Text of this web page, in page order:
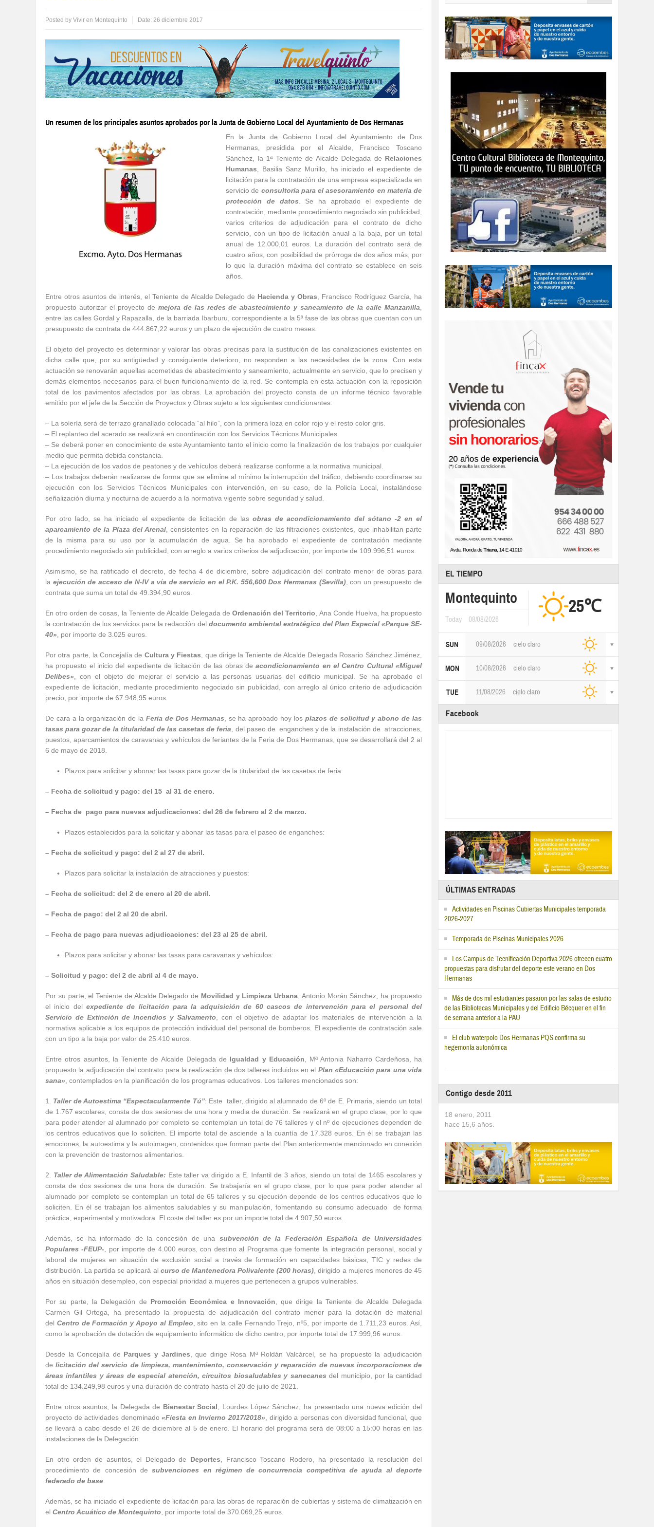
Posted by Vivir en Montequinto Date: 26 diciembre 2017
Un resumen de los principales asuntos aprobados por la Junta de Gobierno Local del Ayuntamiento de Dos Hermanas
En la Junta de Gobierno Local del Ayuntamiento de Dos
Hermanas, presidida por el Alcalde, Francisco Toscano
Sánchez, la 1ª Teniente de Alcalde Delegada de Relaciones
Humanas , Basilia Sanz Murillo, ha iniciado el expediente de
licitación para la contratación de una empresa especializada en
servicio de consultoría para el asesoramiento en materia de
protección de datos . Se ha aprobado el expediente de
contratación, mediante procedimiento negociado sin publicidad,
varios criterios de adjudicación para el contrato de dicho
servicio, con un tipo de licitación anual a la baja, por un total
anual de 12.000,01 euros. La duración del contrato será de
cuatro años, con posibilidad de prórroga de dos años más, por
lo que la duración máxima del contrato se establece en seis
años.
Entre otros asuntos de interés, el Teniente de Alcalde Delegado de Hacienda y Obras , Francisco Rodríguez García, ha
propuesto autorizar el proyecto de mejora de las redes de abastecimiento y saneamiento de la calle Manzanilla
entre las calles Gordal y Rapazalla, de la barriada Ibarburu, correspondiente a la 5ª fase de las obras que cuentan con un
presupuesto de contrata de 444.867,22 euros y un plazo de ejecución de cuatro meses.
El objeto del proyecto es determinar y valorar las obras precisas para la sustitución de las canalizaciones existentes en
dicha calle que, por su antigüedad y consiguiente deterioro, no responden a las necesidades de la zona. Con esta
actuación se renovarán aquellas acometidas de abastecimiento y saneamiento, actualmente en servicio, que lo precisen y
demás elementos necesarios para el buen funcionamiento de la red. Se contempla en esta actuación con la reposición
total de los pavimentos afectados por las obras. La aprobación del proyecto consta de un informe técnico favorable
emitido por el jefe de la Sección de Proyectos y Obras sujeto a los siguientes condicionantes:
– La solería será de terrazo granallado colocada “al hilo”, con la primera loza en color rojo y el resto color gris.
– El replanteo del acerado se realizará en coordinación con los Servicios Técnicos Municipales.
– Se deberá poner en conocimiento de este Ayuntamiento tanto el inicio como la finalización de los trabajos por cualquier
medio que permita debida constancia.
– La ejecución de los vados de peatones y de vehículos deberá realizarse conforme a la normativa municipal.
– Los trabajos deberán realizarse de forma que se elimine al mínimo la interrupción del tráfico, debiendo coordinarse su
ejecución con los Servicios Técnicos Municipales con intervención, en su caso, de la Policía Local, instalándose
señalización diurna y nocturna de acuerdo a la normativa vigente sobre seguridad y salud.
Por otro lado, se ha iniciado el expediente de licitación de las obras de acondicionamiento del sótano -2 en el
aparcamiento de la Plaza del Arenal, consistentes en la reparación de las filtraciones existentes, que inhabilitan parte
de la misma para su uso por la acumulación de agua. Se ha aprobado el expediente de contratación mediante
procedimiento negociado sin publicidad, con arreglo a varios criterios de adjudicación, por importe de 109.996,51 euros.
Asimismo, se ha ratificado el decreto, de fecha 4 de diciembre, sobre adjudicación del contrato menor de obras para
la ejecución de acceso de N-IV a vía de servicio en el P.K. 556,600 Dos Hermanas (Sevilla), con un presupuesto de
contrata que suma un total de 49.394,90 euros.
En otro orden de cosas, la Teniente de Alcalde Delegada deOrdenación del Territorio , Ana Conde Huelva, ha propuesto
la contratación de los servicios para la redacción del documento ambiental estratégico del Plan Especial «Parque SE-
40» , por importe de 3.025 euros.
Por otra parte, la Concejalía de Cultura y Fiestas , que dirige la Teniente de Alcalde Delegada Rosario Sánchez Jiménez,
ha propuesto el inicio del expediente de licitación de las obras deacondicionamiento en el Centro Cultural «Miguel
Delibes» , con el objeto de mejorar el servicio a las personas usuarias del edificio municipal. Se ha aprobado el
expediente de licitación, mediante procedimiento negociado sin publicidad, con arreglo al único criterio de adjudicación
precio, por importe de 67.948,95 euros.
De cara a la organización de laFeria de Dos Hermanas , se ha aprobado hoy los plazos de solicitud y abono de las
tasas para gozar de la titularidad de las casetas de feria , del paseo de enganches y de la instalación de atracciones,
puestos, aparcamientos de caravanas y vehículos de feriantes de la Feria de Dos Hermanas, que se desarrollará del 2 al
6 de mayo de 2018.
Plazos para solicitar y abonar las tasas para gozar de la titularidad de las casetas de feria:
– Fecha de solicitud y pago: del 15 al 31 de enero.
– Fecha de pago para nuevas adjudicaciones: del 26 de febrero al 2 de marzo.
Plazos establecidos para la solicitar y abonar las tasas para el paseo de enganches:
– Fecha de solicitud y pago: del 2 al 27 de abril.
Plazos para solicitar la instalación de atracciones y puestos:
– Fecha de solicitud: del 2 de enero al 20 de abril.
– Fecha de pago: del 2 al 20 de abril.
– Fecha de pago para nuevas adjudicaciones: del 23 al 25 de abril.
Plazos para solicitar y abonar las tasas para caravanas y vehículos:
– Solicitud y pago: del 2 de abril al 4 de mayo.
Por su parte, el Teniente de Alcalde Delegado de Movilidad y Limpieza Urbana , Antonio Morán Sánchez, ha propuesto
el inicio delexpediente de licitación para la adquisición de 60 cascos de intervención para el personal del
Servicio de Extinción de Incendios y Salvamento , con el objetivo de adaptar los materiales de intervención a la
normativa aplicable a los equipos de protección individual del personal de bomberos. El expediente de contratación sale
con un tipo a la baja por valor de 25.410 euros.
Entre otros asuntos, la Teniente de Alcalde Delegada de Igualdad y Educación , Mª Antonia Naharro Cardeñosa, ha
propuesto la adjudicación del contrato para la realización de dos talleres incluidos en el Plan «Educación para una vida
sana» , contemplados en la planificación de los programas educativos. Los talleres mencionados son:
1. Taller de Autoestima “Espectacularmente Tú”: Este taller, dirigido al alumnado de 6º de E. Primaria, siendo un total
de 1.767 escolares, consta de dos sesiones de una hora y media de duración. Se realizará en el grupo clase, por lo que
para poder atender al alumnado por completo se contemplan un total de 76 talleres y el nº de ejecuciones dependen de
los centros educativos que lo soliciten. El importe total de asciende a la cuantía de 17.328 euros. En él se trabajan las
emociones, la autoestima y la autoimagen, contenidos que forman parte del Plan anteriormente mencionado en conexión
con la prevención de trastornos alimentarios.
2. Taller de Alimentación Saludable: Este taller va dirigido a E. Infantil de 3 años, siendo un total de 1465 escolares y
consta de dos sesiones de una hora de duración. Se trabajaría en el grupo clase, por lo que para poder atender al
alumnado por completo se contemplan un total de 65 talleres y su ejecución depende de los centros educativos que lo
soliciten. En él se trabajan los alimentos saludables y su manipulación, fomentando su consumo adecuado de forma
práctica, experimental y motivadora. El coste del taller es por un importe total de 4.907,50 euros.
Además, se ha informado de la concesión de una subvención de la Federación Española de Universidades
Populares -FEUP- , por importe de 4.000 euros, con destino al Programa que fomente la integración personal, social y
laboral de mujeres en situación de exclusión social a través de formación en capacidades básicas, TIC y redes de
distribución. La partida se aplicará al curso de Mantenedora Polivalente (200 horas) , dirigido a mujeres menores de 45
años en situación desempleo, con especial prioridad a mujeres que pertenecen a grupos vulnerables.
Por su parte, la Delegación de Promoción Económica e Innovación , que dirige la Teniente de Alcalde Delegada
Carmen Gil Ortega, ha presentado la propuesta de adjudicación del contrato menor para la dotación de material
del Centro de Formación y Apoyo al Empleo , sito en la calle Fernando Trejo, nº5, por importe de 1.711,23 euros. Así,
como la aprobación de dotación de equipamiento informático de dicho centro, por importe total de 17.999,96 euros.
Desde la Concejalía de Parques y Jardines , que dirige Rosa Mª Roldán Valcárcel, se ha propuesto la adjudicación
delicitación del servicio de limpieza, mantenimiento, conservación y reparación de nuevas incorporaciones de
áreas infantiles y áreas de especial atención, circuitos biosaludables y sanecanes del municipio, por la cantidad
total de 134.249,98 euros y una duración de contrato hasta el 20 de julio de 2021.
Entre otros asuntos, la Delegada de Bienestar Social , Lourdes López Sánchez, ha presentado una nueva edición del
proyecto de actividades denominado«Fiesta en Invierno 2017/2018» , dirigido a personas con diversidad funcional, que
se llevará a cabo desde el 26 de diciembre al 5 de enero. El horario del programa será de 08:00 a 15:00 horas en las
instalaciones de la Delegación.
En otro orden de asuntos, el Delegado de Deportes , Francisco Toscano Rodero, ha presentado la resolución del
procedimiento de concesión desubvenciones en régimen de concurrencia competitiva de ayuda al deporte
federado de base
Además, se ha iniciado el expediente de licitación para las obras de reparación de cubiertas y sistema de climatización en
el Centro Acuático de Montequinto , por importe total de 370.069,25 euros.
EL TIEMPO
Montequinto
Today 08/08/2026
25℃
SUN 09/08/2026 cielo claro
MON 10/08/2026 cielo claro
TUE 11/08/2026 cielo claro
Facebook
ÚLTIMAS ENTRADAS
Actividades en Piscinas Cubiertas Municipales temporada
2026-2027
Temporada de Piscinas Municipales 2026
Los Campus de Tecnificación Deportiva 2026 ofrecen cuatro
propuestas para disfrutar del deporte este verano en Dos
Hermanas
Más de dos mil estudiantes pasaron por las salas de estudio
de las Bibliotecas Municipales y del Edificio Bécquer en el fin
de semana anterior a la PAU
El club waterpolo Dos Hermanas PQS confirma su
hegemonía autonómica
Contigo desde 2011
18 enero, 2011
hace 15,6 años.